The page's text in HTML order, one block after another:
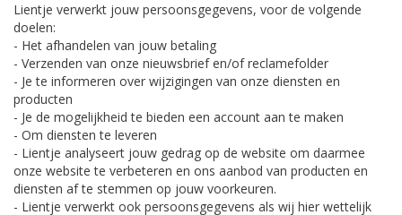
Lientje verwerkt jouw persoonsgegevens, voor de volgende
doelen:
- Het afhandelen van jouw betaling
- Verzenden van onze nieuwsbrief en/of reclamefolder
- Je te informeren over wijzigingen van onze diensten en
producten
- Je de mogelijkheid te bieden een account aan te maken
- Om diensten te leveren
- Lientje analyseert jouw gedrag op de website om daarmee
onze website te verbeteren en ons aanbod van producten en
diensten af te stemmen op jouw voorkeuren.
- Lientje verwerkt ook persoonsgegevens als wij hier wettelijk